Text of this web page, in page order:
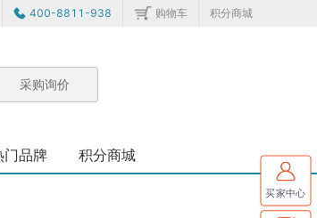
400-8811-938 购物车 积分商城
采购询价
门品牌 积分商城
买家中心